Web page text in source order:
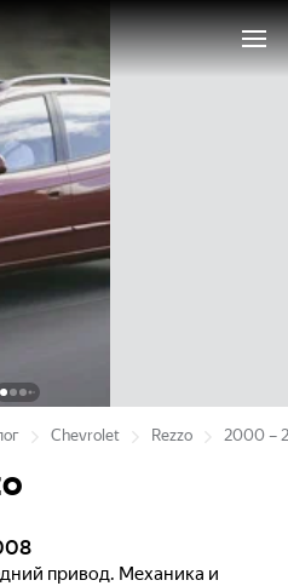
Chevrolet Rezzo 2000 –
привод. Механика и